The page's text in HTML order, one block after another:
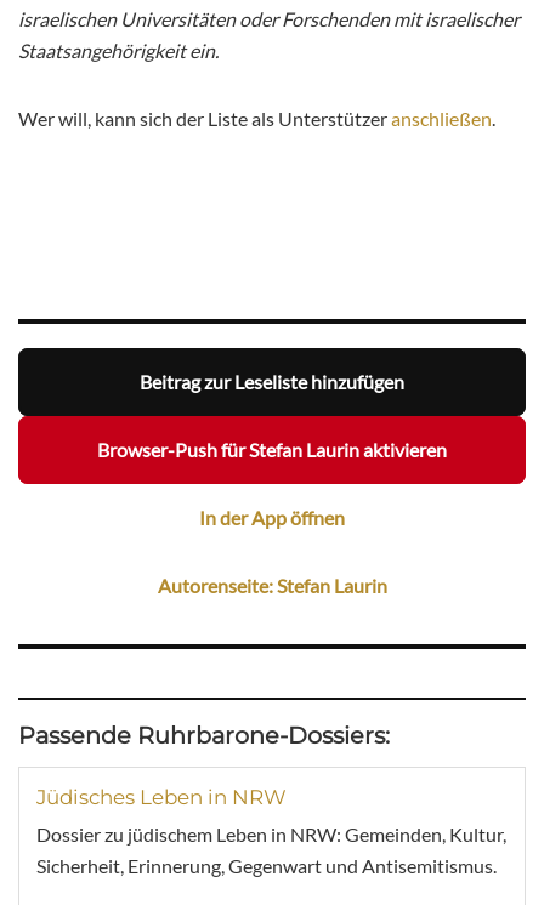
israelischen Universitäten oder Forschenden mit israelischer
Staatsangehörigkeit ein.
Wer will, kann sich der Liste als Unterstützeranschließen.
Beitrag zur Leseliste hinzufügen
Browser-Push für Stefan Laurin aktivieren
In der App öffnen
Autorenseite: Stefan Laurin
Passende Ruhrbarone-Dossiers:
Jüdisches Leben in NRW
Dossier zu jüdischem Leben in NRW: Gemeinden, Kultur,
Sicherheit, Erinnerung, Gegenwart und Antisemitismus.